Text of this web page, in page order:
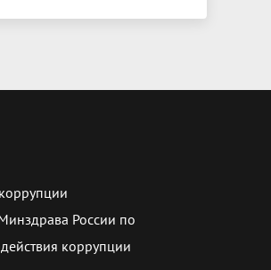
России по
коррупции